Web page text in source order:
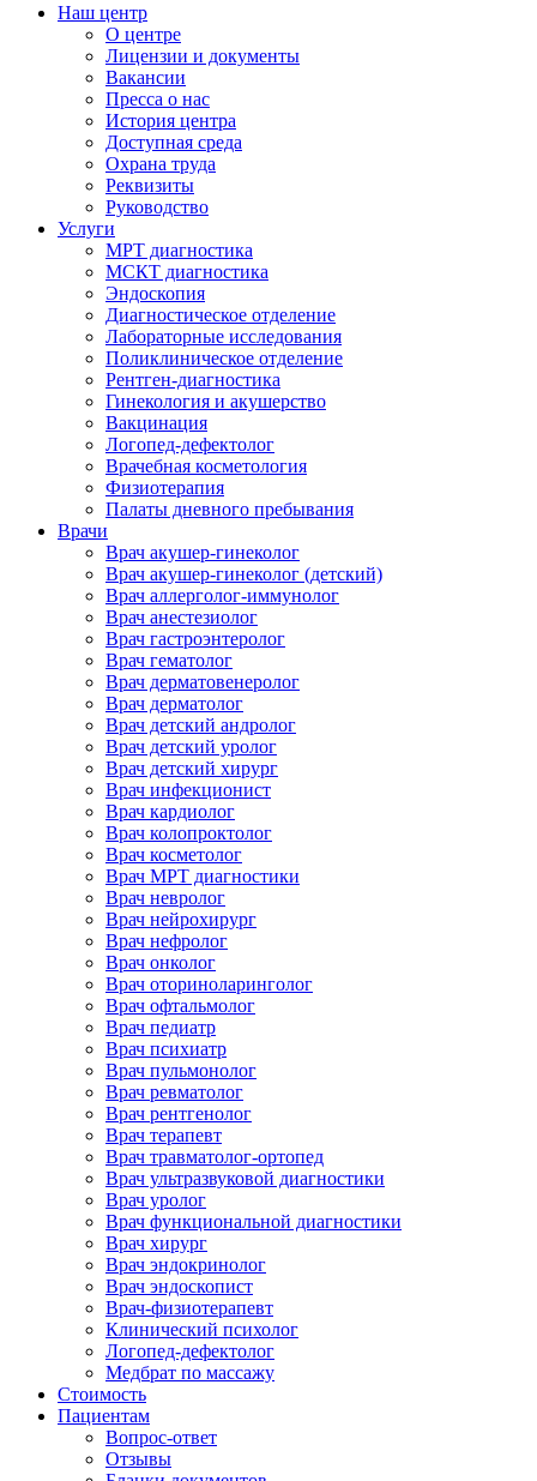
Наш центр
О центре
Лицензии и документы
Вакансии
Пресса о нас
История центра
Доступная среда
Охрана труда
Реквизиты
Руководство
Услуги
МРТ диагностика
МСКТ диагностика
Эндоскопия
Диагностическое отделение
Лабораторные исследования
Поликлиническое отделение
Рентген-диагностика
Гинекология и акушерство
Вакцинация
Логопед-дефектолог
Врачебная косметология
Физиотерапия
Палаты дневного пребывания
Врачи
Врач акушер-гинеколог
Врач акушер-гинеколог (детский)
Врач аллерголог-иммунолог
Врач анестезиолог
Врач гастроэнтеролог
Врач гематолог
Врач дерматовенеролог
Врач дерматолог
Врач детский андролог
Врач детский уролог
Врач детский хирург
Врач инфекционист
Врач кардиолог
Врач колопроктолог
Врач косметолог
Врач МРТ диагностики
Врач невролог
Врач нейрохирург
Врач нефролог
Врач онколог
Врач оториноларинголог
Врач офтальмолог
Врач педиатр
Врач психиатр
Врач пульмонолог
Врач ревматолог
Врач рентгенолог
Врач терапевт
Врач травматолог-ортопед
Врач ультразвуковой диагностики
Врач уролог
Врач функциональной диагностики
Врач хирург
Врач эндокринолог
Врач эндоскопист
Врач-физиотерапевт
Клинический психолог
Логопед-дефектолог
Медбрат по массажу
Стоимость
Пациентам
Вопрос-ответ
Отзывы